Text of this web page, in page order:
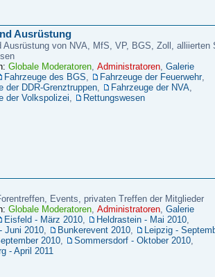
Ausrüstung
Ausrüstung von NVA, MfS, VP, BGS, Zoll, alliierten
Globale Moderatoren Administratoren Galerie
Fahrzeuge des BGS Fahrzeuge der Feuerwehr,
der DDR-Grenztruppen
Fahrzeuge der NVA
der Volkspolizei
Rettungswesen
Events, privaten Treffen der Mitglieder
Globale Moderatoren Administratoren Galerie
Eisfeld - März 2010 Heldrastein - Mai 2010
Juni 2010
Bunkerevent 2010
Leipzig -
2010
Sommersdorf - Oktober 2010
- April 2011